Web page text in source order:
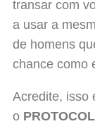
transar com
a usar a
de homens
chance como
Acredite, isso
o